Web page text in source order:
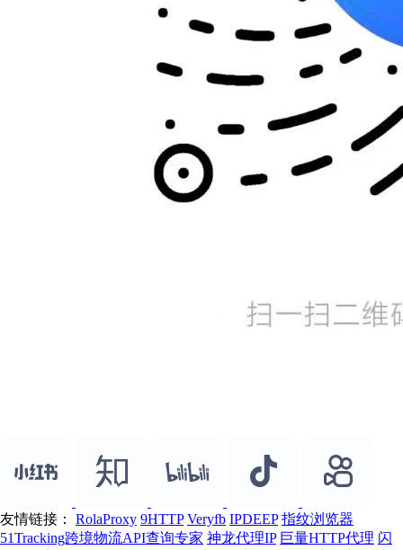
友情链接： RolaProxy 9HTTP Veryfb IPDEEP 指纹浏览器
51Tracking跨境物流API查询专家 神龙代理IP 巨量HTTP代理 闪